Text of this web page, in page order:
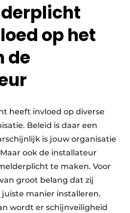
op het
de
heeft invloed op diverse
Beleid is daar een
is jouw organisatie
ook de installateur
te maken. Voor
groot belang dat zij
manier installeren.
wordt er schijnveiligheid